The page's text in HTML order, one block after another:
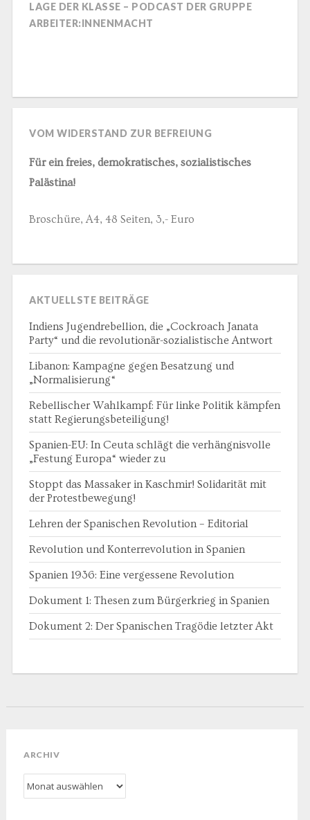
LAGE DER KLASSE – PODCAST DER GRUPPE
ARBEITER:INNENMACHT
VOM WIDERSTAND ZUR BEFREIUNG
Für ein freies, demokratisches, sozialistisches
Palästina!
Broschüre, A4, 48 Seiten, 3,- Euro
AKTUELLSTE BEITRÄGE
Indiens Jugendrebellion, die „Cockroach Janata
Party“ und die revolutionär-sozialistische Antwort
Libanon: Kampagne gegen Besatzung und
„Normalisierung“
Rebellischer Wahlkampf: Für linke Politik kämpfen
statt Regierungsbeteiligung!
Spanien-EU: In Ceuta schlägt die verhängnisvolle
„Festung Europa“ wieder zu
Stoppt das Massaker in Kaschmir! Solidarität mit
der Protestbewegung!
Lehren der Spanischen Revolution – Editorial
Revolution und Konterrevolution in Spanien
Spanien 1936: Eine vergessene Revolution
Dokument 1: Thesen zum Bürgerkrieg in Spanien
Dokument 2: Der Spanischen Tragödie letzter Akt
ARCHIV
Archiv